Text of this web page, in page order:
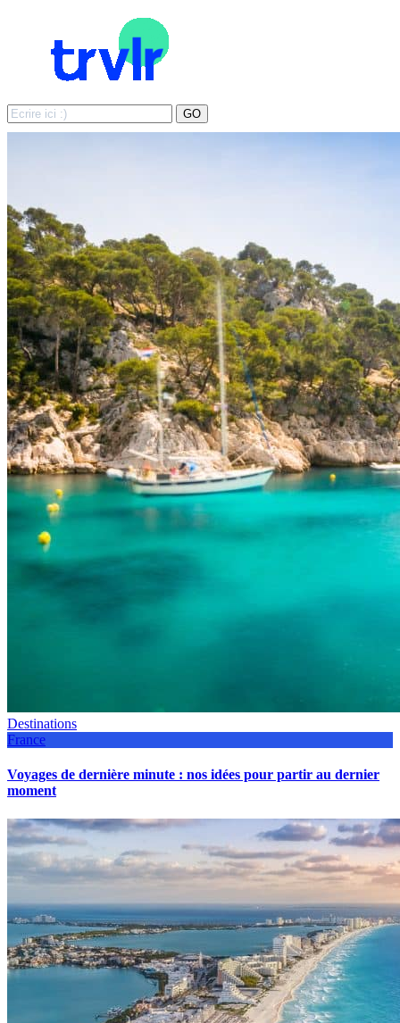
Search
for:
GO
Destinations
France
Voyages de dernière minute : nos idées pour partir au dernier
moment